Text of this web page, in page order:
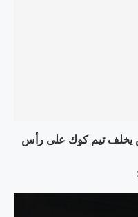
يخلف تيم كوك على رأس